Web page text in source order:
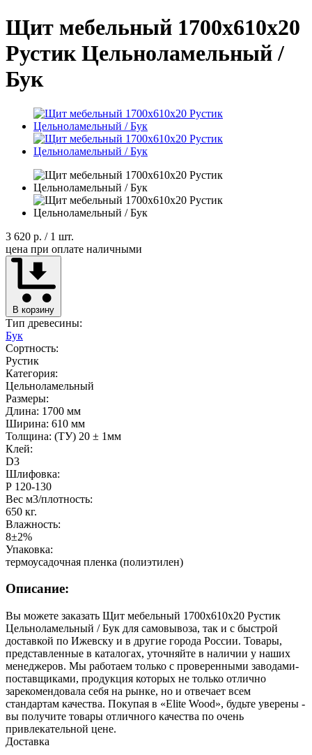
Щит мебельный 1700х610х20
Рустик Цельноламельный /
Бук
3 620 р. / 1 шт.
цена при оплате наличными
В корзину
Тип древесины:
Бук
Сортность:
Рустик
Категория:
Цельноламельный
Размеры:
Длина: 1700 мм
Ширина: 610 мм
Толщина: (ТУ) 20 ± 1мм
Клей:
D3
Шлифовка:
Р 120-130
Вес м3/плотность:
650 кг.
Влажность:
8±2%
Упаковка:
термоусадочная пленка (полиэтилен)
Описание:
Вы можете заказать Щит мебельный 1700х610х20 Рустик
Цельноламельный / Бук для самовывоза, так и с быстрой
доставкой по Ижевску и в другие города России. Товары,
представленные в каталогах, уточняйте в наличии у наших
менеджеров. Мы работаем только с проверенными заводами-
поставщиками, продукция которых не только отлично
зарекомендовала себя на рынке, но и отвечает всем
стандартам качества. Покупая в «Elite Wood», будьте уверены -
вы получите товары отличного качества по очень
привлекательной цене.
Доставка